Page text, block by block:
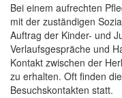
Bei einem aufrechten
mit der zuständigen
Auftrag der Kinder- und
Verlaufsgespräche und
Kontakt zwischen der
zu erhalten. Oft finden
Besuchskontakten statt.